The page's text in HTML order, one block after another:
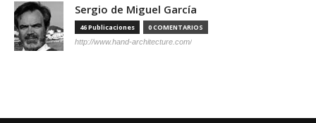
Sergio de Miguel García
46 Publicaciones 0 COMENTARIOS
http://www.hand-architecture.com/